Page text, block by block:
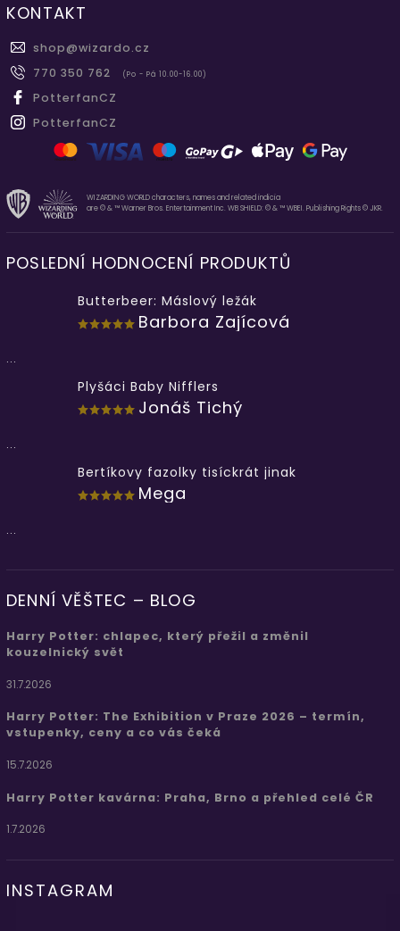
KONTAKT
shop@wizardo.cz
770 350 762
(Po - Pá 10.00-16.00)
PotterfanCZ
PotterfanCZ
WIZARDING WORLD characters, names and related indicia
are © & ™ Warner Bros. Entertainment Inc. WB SHIELD: © & ™ WBEI. Publishing Rights © JKR.
POSLEDNÍ HODNOCENÍ PRODUKTŮ
Butterbeer: Máslový ležák
Barbora Zajícová
...
Plyšáci Baby Nifflers
Jonáš Tichý
...
Bertíkovy fazolky tisíckrát jinak
Mega
...
DENNÍ VĚŠTEC – BLOG
Harry Potter: chlapec, který přežil a změnil
kouzelnický svět
31.7.2026
Harry Potter: The Exhibition v Praze 2026 – termín,
vstupenky, ceny a co vás čeká
15.7.2026
Harry Potter kavárna: Praha, Brno a přehled celé ČR
1.7.2026
INSTAGRAM